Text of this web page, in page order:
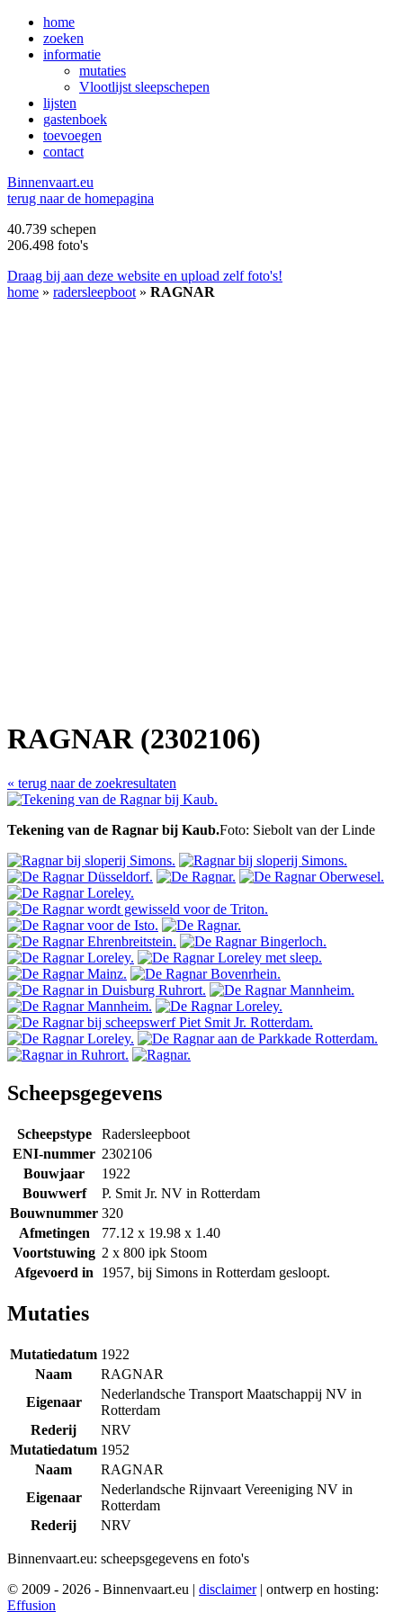
home
zoeken
informatie
mutaties
Vlootlijst sleepschepen
lijsten
gastenboek
toevoegen
contact
Binnenvaart.eu
terug naar de homepagina
40.739 schepen
206.498 foto's
Draag bij aan deze website en upload zelf foto's!
home » radersleepboot » RAGNAR
RAGNAR (2302106)
« terug naar de zoekresultaten
Tekening van de Ragnar bij Kaub.Foto: Siebolt van der Linde
Scheepsgegevens
Scheepstype
Radersleepboot
ENI-nummer 2302106
Bouwjaar
1922
Bouwwerf
P. Smit Jr. NV in Rotterdam
Bouwnummer 320
Afmetingen
77.12 x 19.98 x 1.40
Voortstuwing 2 x 800 ipk Stoom
Afgevoerd in
1957, bij Simons in Rotterdam gesloopt.
Mutaties
Mutatiedatum 1922
Naam
RAGNAR
Eigenaar
Nederlandsche Transport Maatschappij NV in
Rotterdam
Rederij
NRV
Mutatiedatum 1952
Naam
RAGNAR
Eigenaar
Nederlandsche Rijnvaart Vereeniging NV in
Rotterdam
Rederij
NRV
Binnenvaart.eu: scheepsgegevens en foto's
© 2009 - 2026 - Binnenvaart.eu | disclaimer | ontwerp en hosting:
Effusion